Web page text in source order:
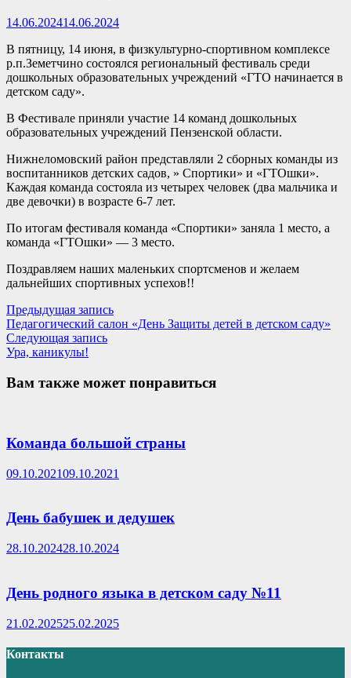
14.06.202414.06.2024
В пятницу, 14 июня, в физкультурно-спортивном комплексе
р.п.Земетчино состоялся региональный фестиваль среди
дошкольных образовательных учреждений «ГТО начинается в
детском саду».
В Фестивале приняли участие 14 команд дошкольных
образовательных учреждений Пензенской области.
Нижнеломовский район представляли 2 сборных команды из
воспитанников детских садов, » Спортики» и «ГТОшки».
Каждая команда состояла из четырех человек (два мальчика и
две девочки) в возрасте 6-7 лет.
По итогам фестиваля команда «Спортики» заняла 1 место, а
команда «ГТОшки» — 3 место.
Поздравляем наших маленьких спортсменов и желаем
дальнейших спортивных успехов!!
Навигация
по
записям
Предыдущая записьПредыдущая
запись:
Педагогический салон «День Защиты детей в детском саду»
Следующая записьСледующая
Ура, каникулы!
Вам также может понравиться
Команда большой страны
09.10.202109.10.2021
День бабушек и дедушек
28.10.202428.10.2024
День родного языка в детском саду №11
21.02.202525.02.2025
Контакты